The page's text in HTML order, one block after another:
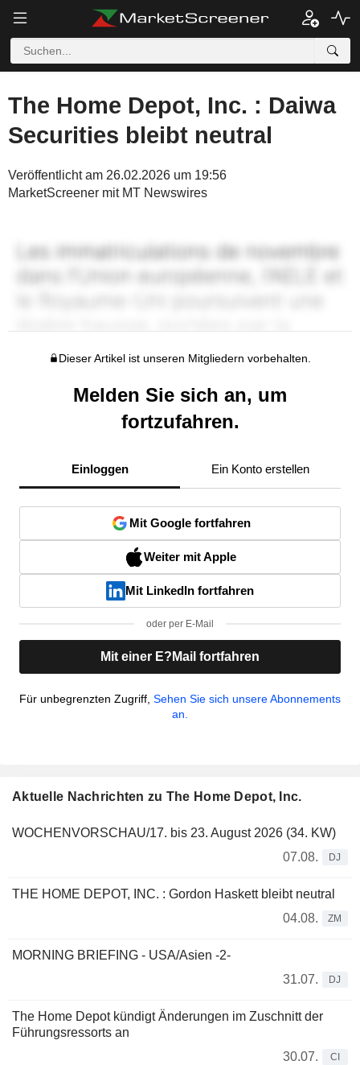
The Home Depot, Inc. : Daiwa
Securities bleibt neutral
Veröffentlicht am 26.02.2026 um 19:56
MarketScreener mit MT Newswires
Dieser Artikel ist unseren Mitgliedern vorbehalten.
Melden Sie sich an, um
fortzufahren.
Einloggen Ein Konto erstellen
Mit Google fortfahren
Weiter mit Apple
Mit LinkedIn fortfahren
oder per E-Mail
Mit einer E?Mail fortfahren
Für unbegrenzten Zugriff, Sehen Sie sich unsere Abonnements
an.
Aktuelle Nachrichten zu The Home Depot, Inc.
WOCHENVORSCHAU/17. bis 23. August 2026 (34. KW)
07.08.
DJ
THE HOME DEPOT, INC. : Gordon Haskett bleibt neutral
04.08.
ZM
MORNING BRIEFING - USA/Asien -2-
31.07.
DJ
The Home Depot kündigt Änderungen im Zuschnitt der
Führungsressorts an
30.07.
CI